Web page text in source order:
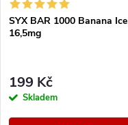
SYX BAR 1000 Banana Ice
16,5mg
199 Kč
Skladem